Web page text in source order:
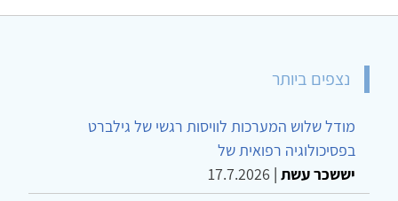
נצפים ביותר
מודל שלוש המערכות לוויסות רגשי של גילברט
בפסיכולוגיה רפואית של
יששכר עשת |
17.7.2026